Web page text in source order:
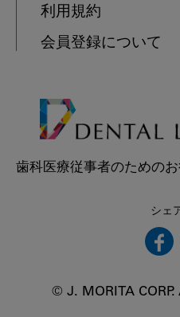
利用規約
会員登録について
歯科医療従事者のための
シェ
© J. MORITA